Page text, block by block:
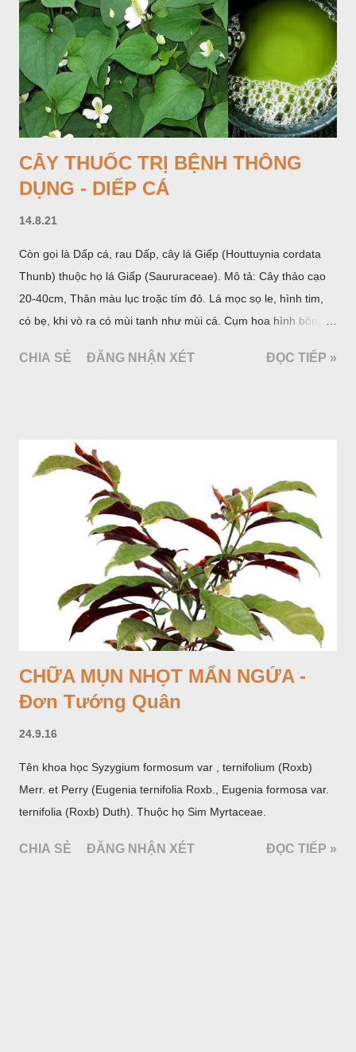
Trung quốc, Việt nam, Campuchia, Malaixia, Inđônêxia,
Philippin. Ở nước ta, khoai nưa mọc hoang rải rác ở khắp các
vùng rừng núi, được bà con nhiều địa phương đem về trồng từ
lâu đời ở trong vườn, quanh bờ ao, dọc hàng rào và trên các
đồi để làm thức ăn cho người và gia súc, gặp nhiều ở các tỉnh
Lạng s...
CÂY THUỐC TRỊ BỆNH THÔNG
DỤNG - DIẾP CÁ
14.8.21
Còn gọi là Dấp cá, rau Dấp, cây lá Giếp (Houttuynia cordata
Thunb) thuộc họ lá Giấp (Saururaceae). Mô tả: Cây thảo cạo
20-40cm, Thân màu lục troặc tím đỏ. Lá mọc sọ le, hình tim,
có bẹ, khi vò ra có mùi tanh như mùi cá. Cụm hoa hình bông
nhạt. Hạt hình trái xoan nhẵn. Mùa hoa quả: tháng 5 – 7.
CHIA SẺ ĐĂNG NHẬN XÉT ĐỌC TIẾP »
CHỮA MỤN NHỌT MẨN NGỨA -
Đơn Tướng Quân
24.9.16
Tên khoa học Syzygium formosum var , ternifolium (Roxb)
Merr. et Perry (Eugenia ternifolia Roxb., Eugenia formosa var.
ternifolia (Roxb) Duth). Thuộc họ Sim Myrtaceae.
CHIA SẺ ĐĂNG NHẬN XÉT ĐỌC TIẾP »